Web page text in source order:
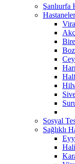
Şanlıurfa
Sosyal
Sağlıklı